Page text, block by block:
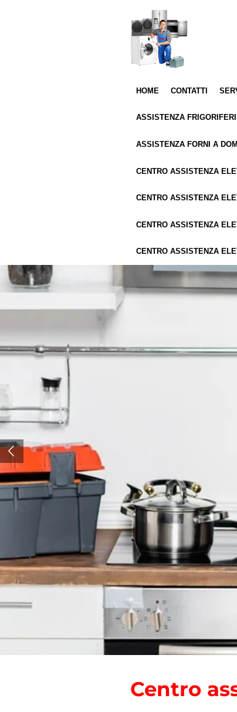
HOME CONTATTI
ASSISTENZA
ASSISTENZA FORNI A
CENTRO ASSISTENZA
CENTRO ASSISTENZA
CENTRO ASSISTENZA
CENTRO ASSISTENZA
Centro